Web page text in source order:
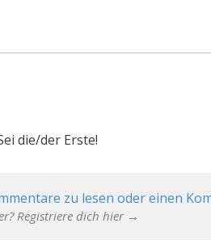
die/der Erste!
zu lesen oder einen
Registriere dich hier →